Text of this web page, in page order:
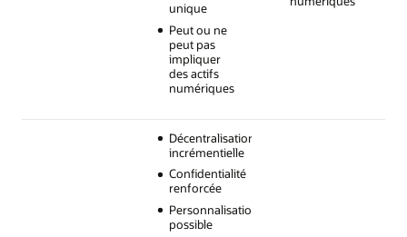
unique
Peut ou ne
peut pas
impliquer
des actifs
numériques
Décentralisation
incrémentielle
Confidentialité
renforcée
Personnalisation
possible